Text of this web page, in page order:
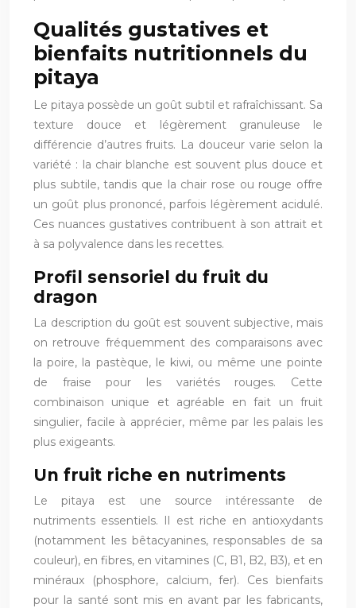
Qualités gustatives et
bienfaits nutritionnels du
pitaya
Le pitaya possède un goût subtil et rafraîchissant. Sa
texture douce et légèrement granuleuse le
différencie d’autres fruits. La douceur varie selon la
variété : la chair blanche est souvent plus douce et
plus subtile, tandis que la chair rose ou rouge offre
un goût plus prononcé, parfois légèrement acidulé.
Ces nuances gustatives contribuent à son attrait et
à sa polyvalence dans les recettes.
Profil sensoriel du fruit du
dragon
La description du goût est souvent subjective, mais
on retrouve fréquemment des comparaisons avec
la poire, la pastèque, le kiwi, ou même une pointe
de fraise pour les variétés rouges. Cette
combinaison unique et agréable en fait un fruit
singulier, facile à apprécier, même par les palais les
plus exigeants.
Un fruit riche en nutriments
Le pitaya est une source intéressante de
nutriments essentiels. Il est riche en antioxydants
(notamment les bêtacyanines, responsables de sa
couleur), en fibres, en vitamines (C, B1, B2, B3), et en
minéraux (phosphore, calcium, fer). Ces bienfaits
pour la santé sont mis en avant par les fabricants,